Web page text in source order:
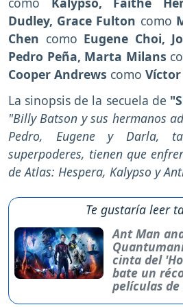
Dudley, Grace Fulton como
Chen como Eugene Choi,
Pedro Peña, Marta Milans
Cooper Andrews como Víctor
La sinopsis de la secuela de
"Billy Batson y sus hermanos
Pedro, Eugene y Darla,
superpoderes, tienen que
de Atlas: Hespera, Kalypso y
Te gustaría leer
Ant Man
cinta del
bate un
películas